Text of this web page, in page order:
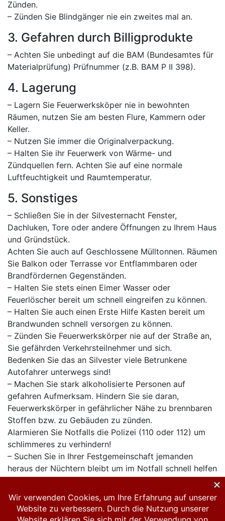
Zünden.
– Zünden Sie Blindgänger nie ein zweites mal an.
3. Gefahren durch Billigprodukte
– Achten Sie unbedingt auf die BAM (Bundesamtes für
Materialprüfung) Prüfnummer (z.B. BAM P II 398).
4. Lagerung
– Lagern Sie Feuerwerksköper nie in bewohnten
Räumen, nutzen Sie am besten Flure, Kammern oder
Keller.
– Nutzen Sie immer die Originalverpackung.
– Halten Sie ihr Feuerwerk von Wärme- und
Zündquellen fern. Achten Sie auf eine normale
Luftfeuchtigkeit und Raumtemperatur.
5. Sonstiges
– Schließen Sie in der Silvesternacht Fenster,
Dachluken, Tore oder andere Öffnungen zu Ihrem Haus
und Gründstück.
Achten Sie auch auf Geschlossene Mülltonnen. Räumen
Sie Balkon oder Terrasse vor Entflammbaren oder
Brandfördernen Gegenständen.
– Halten Sie stets einen Eimer Wasser oder
Feuerlöscher bereit um schnell eingreifen zu können.
– Halten Sie auch einen Erste Hilfe Kasten bereit um
Brandwunden schnell versorgen zu können.
– Zünden Sie Feuerwerkskörper nie auf der Straße an,
Sie gefährden Verkehrsteilnehmer und sich.
Bedenken Sie das an Silvester viele Betrunkene
Autofahrer unterwegs sind!
– Machen Sie stark alkoholisierte Personen auf
gefahren Aufmerksam. Hindern Sie sie daran,
Feuerwerkskörper in gefährlicher Nähe zu brennbaren
Stoffen bzw. zu Gebäuden zu zünden.
Alarmieren Sie Notfalls die Polizei (110 oder 112) um
schlimmeres zu verhindern!
– Suchen Sie in Ihrer Festgemeinschaft jemanden
heraus der Nüchtern bleibt um im Notfall schnell helfen
– Zünden Sie Feuerwerk oder „Böller“ nie in der nähe
von Menschen an. Sie könnten Schwere Verletzungen
davontragen!